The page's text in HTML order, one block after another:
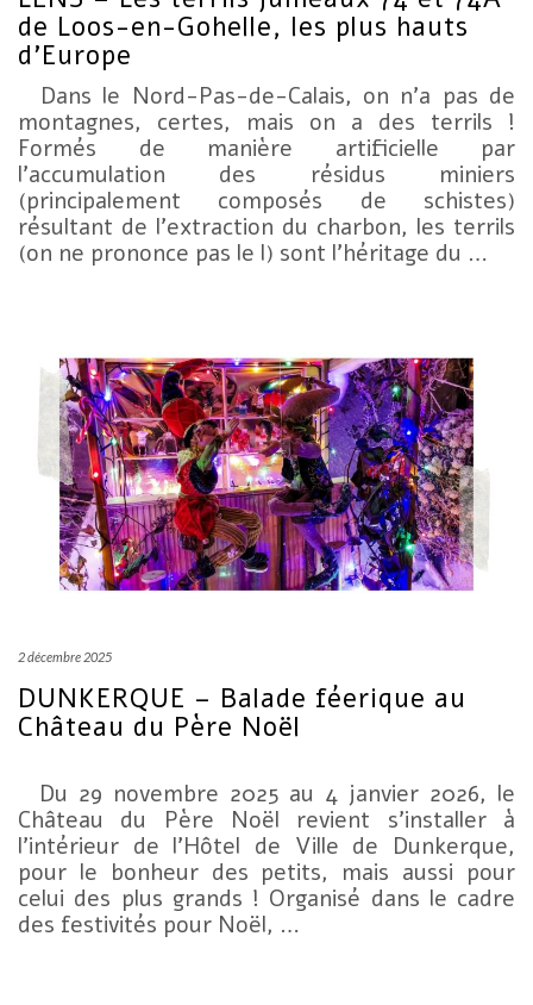
de Loos-en-Gohelle, les plus hauts
d’Europe
Dans le Nord-Pas-de-Calais, on n’a pas de
montagnes, certes, mais on a des terrils !
Formés de manière artificielle par
l’accumulation des résidus miniers
(principalement composés de schistes)
résultant de l’extraction du charbon, les terrils
(on ne prononce pas le l) sont l’héritage du …
2 décembre 2025
DUNKERQUE – Balade féerique au
Château du Père Noël
Du 29 novembre 2025 au 4 janvier 2026, le
Château du Père Noël revient s’installer à
l’intérieur de l’Hôtel de Ville de Dunkerque,
pour le bonheur des petits, mais aussi pour
celui des plus grands ! Organisé dans le cadre
des festivités pour Noël, …